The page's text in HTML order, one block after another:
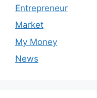
Entrepreneur
Market
My Money
News